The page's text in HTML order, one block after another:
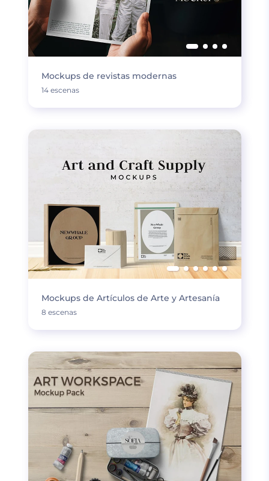
Mockups de revistas modernas
14 escenas
Mockups de Artículos de Arte y Artesanía
8 escenas